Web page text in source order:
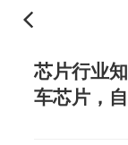
芯片行业
车芯片，